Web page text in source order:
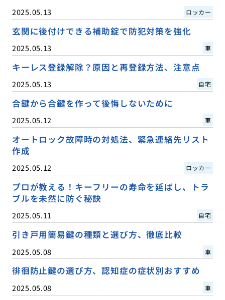
2025.05.13 ロッカー
玄関に後付けできる補助錠で防犯対策を強化
2025.05.13 車
キーレス登録解除？原因と再登録方法、注意点
2025.05.13 自宅
合鍵から合鍵を作って後悔しないために
2025.05.12 車
オートロック故障時の対処法、緊急連絡先リスト
作成
2025.05.12 ロッカー
プロが教える！キーフリーの寿命を延ばし、トラ
ブルを未然に防ぐ秘訣
2025.05.11 自宅
引き戸用簡易鍵の種類と選び方、徹底比較
2025.05.08 車
徘徊防止鍵の選び方、認知症の症状別おすすめ
2025.05.08 車